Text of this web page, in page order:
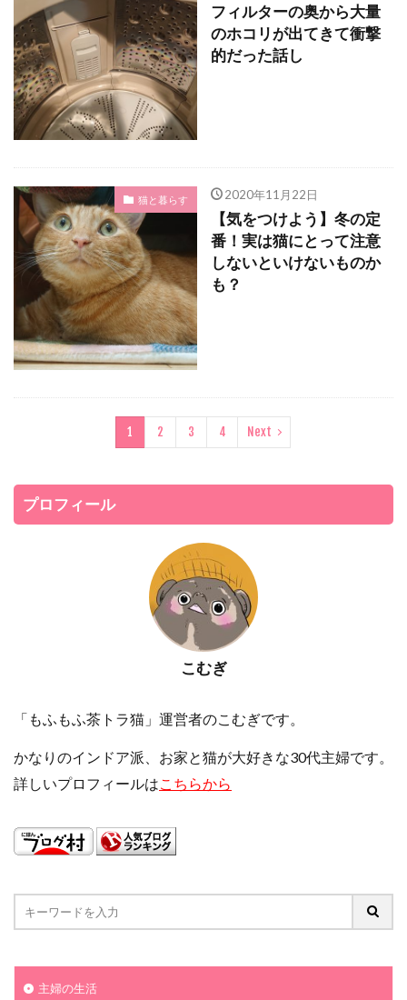
フィルターの奥から大量
のホコリが出てきて衝撃
的だった話し
猫と暮らす 2020年11月22日
【気をつけよう】冬の定
番！実は猫にとって注意
しないといけないものか
も？
1 2 3 4 Next
プロフィール
こむぎ
「もふもふ茶トラ猫」運営者のこむぎです。
かなりのインドア派、お家と猫が大好きな30代主婦です。
詳しいプロフィールは こちらから
主婦の生活